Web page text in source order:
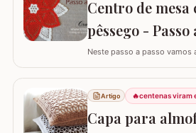
em…
Centro de mesa
pêssego - Passo
Neste passo a passo vamos
utilizar esta flor sem relevo
precisar colocar algo em
utilizei os fios Duna da
fios Barroco maxcolor,
Artigo 🔥centenas viram
Capa para